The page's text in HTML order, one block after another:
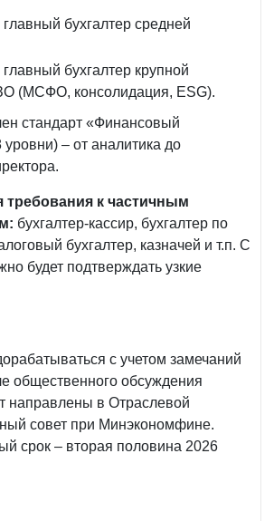
главный бухгалтер средней
главный бухгалтер крупной
(МСФО, консолидация, ESG).
стандарт «Финансовый
– от аналитика до
требования к частичным
бухгалтер-кассир, бухгалтер по
бухгалтер, казначей и т.п. С
будет подтверждать узкие
с учетом замечаний
общественного обсуждения
направлены в Отраслевой
совет при Минэкономфине.
срок – вторая половина 2026